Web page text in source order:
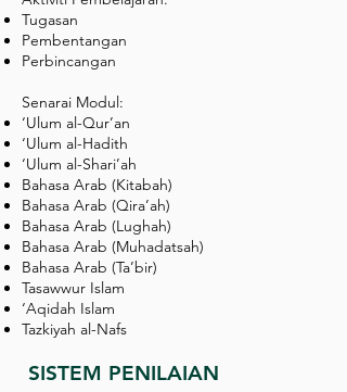
Tugasan
Pembentangan
Perbincangan
Senarai Modul:
‘Ulum al-Qur’an
‘Ulum al-Hadith
‘Ulum al-Shari’ah
Bahasa Arab (Kitabah)
Bahasa Arab (Qira’ah)
Bahasa Arab (Lughah)
Bahasa Arab (Muhadatsah)
Bahasa Arab (Ta’bir)
Tasawwur Islam
‘Aqidah Islam
Tazkiyah al-Nafs
SISTEM PENILAIAN